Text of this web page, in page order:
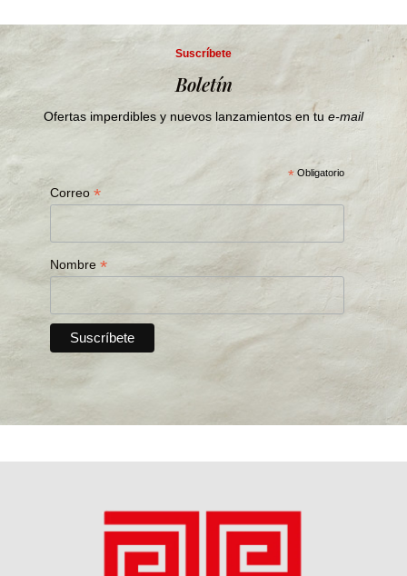
Suscríbete
Boletín
Ofertas imperdibles y nuevos lanzamientos en tu e-mail
* Obligatorio
Correo*
Nombre*